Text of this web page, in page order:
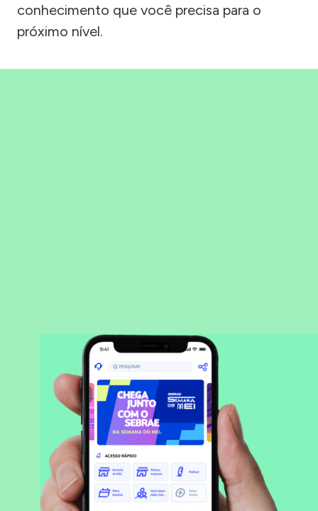
conhecimento que você precisa para o
próximo nível.